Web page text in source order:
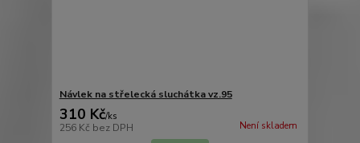
Návlek na střelecká sluchátka vz.95
310 Kč/ks
256 Kč bez DPH Není skladem